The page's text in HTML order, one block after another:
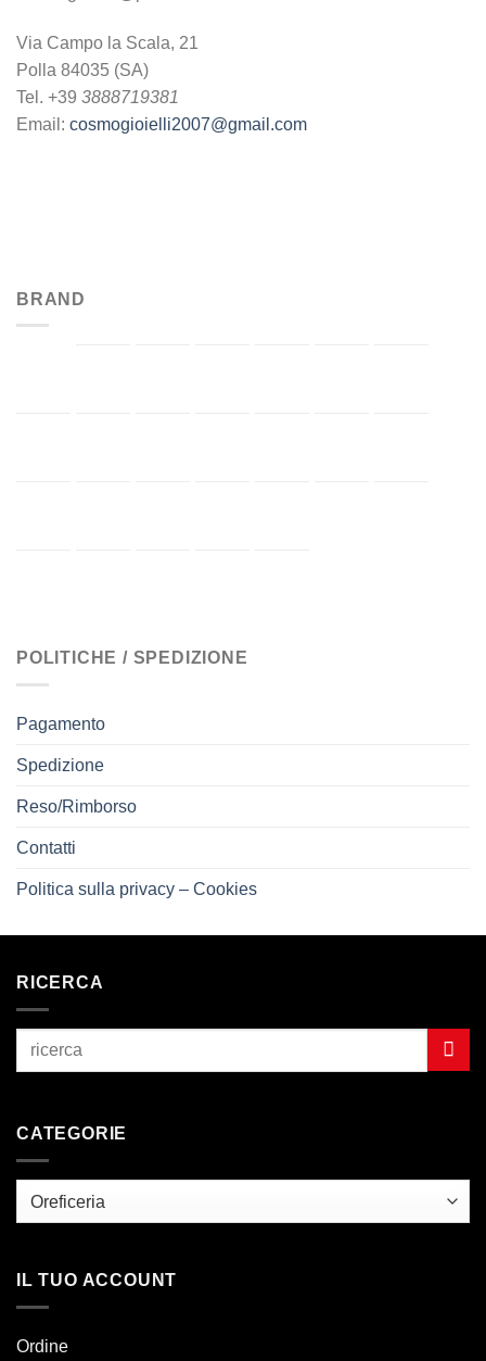
Via Campo la Scala, 21
Polla 84035 (SA)
Tel. +39 3888719381
Email: cosmogioielli2007@gmail.com
BRAND
POLITICHE / SPEDIZIONE
Pagamento
Spedizione
Reso/Rimborso
Contatti
Politica sulla privacy – Cookies
RICERCA
CATEGORIE
IL TUO ACCOUNT
Ordine